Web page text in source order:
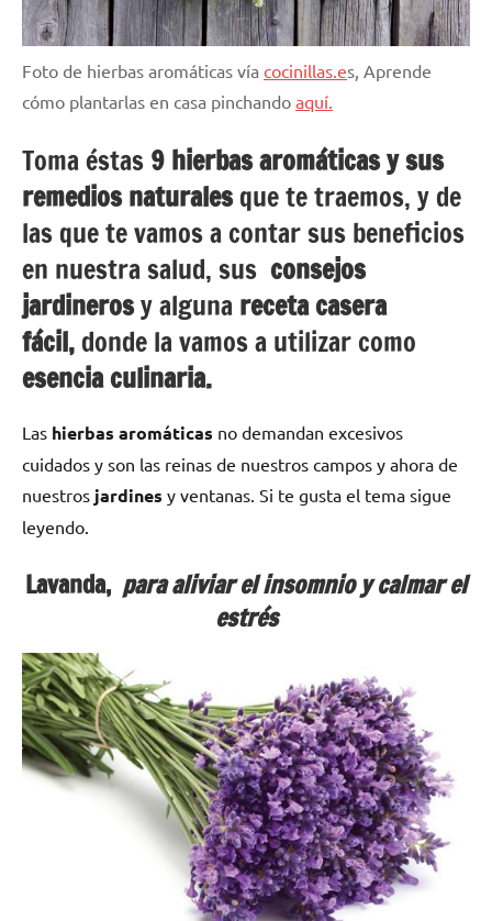
Foto de hierbas aromáticas vía cocinillas.es, Aprende
cómo plantarlas en casa pinchando aquí.
Toma éstas 9 hierbas aromáticas y sus
remedios naturalesque te traemos, y de
las que te vamos a contar sus beneficios
en nuestra salud, sus consejos
jardinerosy alguna receta casera
fácil,donde la vamos a utilizar como
esencia culinaria.
Las hierbas aromáticas no demandan excesivos
cuidados y son las reinas de nuestros campos y ahora de
nuestros jardines y ventanas. Si te gusta el tema sigue
leyendo.
Lavanda, para aliviar el insomnio y calmar el
estrés